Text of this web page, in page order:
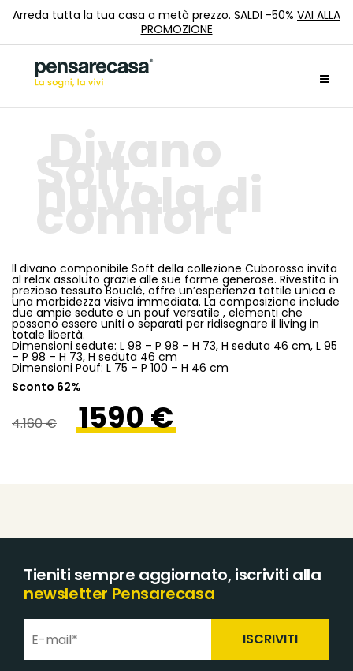
Arreda tutta la tua casa a metà prezzo. SALDI -50% VAI ALLA
PROMOZIONE
Divano
Soft,
nuvola di
comfort
Il divano componibile Soft della collezione Cuborosso invita
al relax assoluto grazie alle sue forme generose. Rivestito in
prezioso tessuto Bouclé, offre un’esperienza tattile unica e
una morbidezza visiva immediata. La composizione include
due ampie sedute e un pouf versatile , elementi che
possono essere uniti o separati per ridisegnare il living in
totale libertà.
Dimensioni sedute: L 98 – P 98 – H 73, H seduta 46 cm, L 95
– P 98 – H 73, H seduta 46 cm
Dimensioni Pouf: L 75 – P 100 – H 46 cm
Sconto 62%
4.160 € 1590 €
Tieniti sempre aggiornato, iscriviti alla
newsletter Pensarecasa
ISCRIVITI